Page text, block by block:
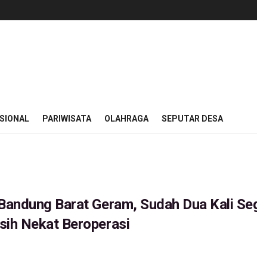
PARIWISATA OLAHRAGA SEPUTAR DESA
Barat Geram, Sudah Dua Kali
Nekat Beroperasi